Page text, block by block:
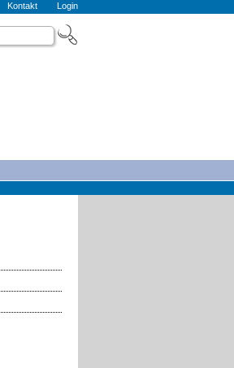
Kontakt Login